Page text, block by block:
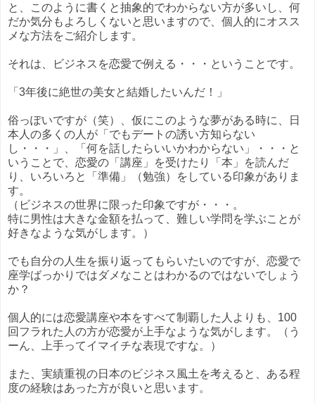
と、このように書くと抽象的でわからない方が多いし、何
だか気分もよろしくないと思いますので、個人的にオスス
メな方法をご紹介します。
それは、ビジネスを恋愛で例える・・・ということです。
「3年後に絶世の美女と結婚したいんだ！」
俗っぽいですが（笑）、仮にこのような夢がある時に、日
本人の多くの人が「でもデートの誘い方知らない
し・・・」、「何を話したらいいかわからない」・・・と
いうことで、恋愛の「講座」を受けたり「本」を読んだ
り、いろいろと「準備」（勉強）をしている印象がありま
す。
（ビジネスの世界に限った印象ですが・・・。
特に男性は大きな金額を払って、難しい学問を学ぶことが
好きなような気がします。）
でも自分の人生を振り返ってもらいたいのですが、恋愛で
座学ばっかりではダメなことはわかるのではないでしょう
か？
個人的には恋愛講座や本をすべて制覇した人よりも、100
回フラれた人の方が恋愛が上手なような気がします。（う
ーん、上手ってイマイチな表現ですな。）
また、実績重視の日本のビジネス風土を考えると、ある程
度の経験はあった方が良いと思います。